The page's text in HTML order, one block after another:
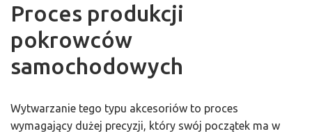
Proces produkcji
pokrowców
samochodowych
Wytwarzanie tego typu akcesoriów to proces
wymagający dużej precyzji, który swój początek ma w